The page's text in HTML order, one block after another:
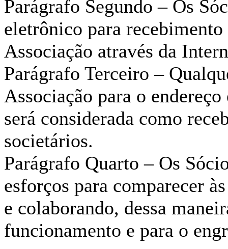
Parágrafo Segundo – Os
eletrônico para
Associação através da
Parágrafo Terceiro –
Associação para o
será considerada como
societários.
Parágrafo Quarto – Os
esforços para comparecer
e colaborando, dessa
funcionamento e para o